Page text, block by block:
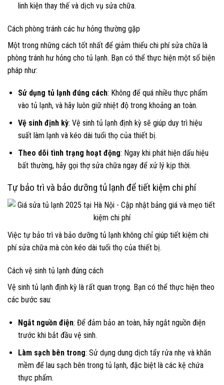
linh kiện thay thế và dịch vụ sửa chữa.
Cách phòng tránh các hư hỏng thường gặp
Một trong những cách tốt nhất để giảm thiểu chi phí sửa chữa là
phòng tránh hư hỏng cho tủ lạnh. Bạn có thể thực hiện một số biện
pháp như:
Sử dụng tủ lạnh đúng cách: Không để quá nhiều thực phẩm
vào tủ lạnh, và hãy luôn giữ nhiệt độ trong khoảng an toàn.
Vệ sinh định kỳ: Vệ sinh tủ lạnh định kỳ sẽ giúp duy trì hiệu
suất làm lạnh và kéo dài tuổi thọ của thiết bị.
Theo dõi tình trạng hoạt động: Ngay khi phát hiện dấu hiệu
bất thường, hãy gọi thợ sửa chữa ngay để xử lý kịp thời.
Tự bảo trì và bảo dưỡng tủ lạnh để tiết kiệm chi phí
Việc tự bảo trì và bảo dưỡng tủ lạnh không chỉ giúp tiết kiệm chi
phí sửa chữa mà còn kéo dài tuổi thọ của thiết bị.
Cách vệ sinh tủ lạnh đúng cách
Vệ sinh tủ lạnh định kỳ là rất quan trọng. Bạn có thể thực hiện theo
các bước sau:
Ngắt nguồn điện: Để đảm bảo an toàn, hãy ngắt nguồn điện
trước khi bắt đầu vệ sinh.
Làm sạch bên trong: Sử dụng dung dịch tẩy rửa nhẹ và khăn
mềm để lau sạch bên trong tủ lạnh, đặc biệt là các kệ chứa
thực phẩm.